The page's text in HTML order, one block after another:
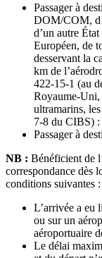
Passager à
DOM/COM,
d’un autre
Européen, de
desservant la
km de
422-15-1 (au
Royaume-Uni,
ultramarins,
7-8 du CIBS) :
Passager à
NB : Bénéficient de
correspondance dès
conditions suivantes :
L’arrivée a eu
ou sur un
aéroportuaire
Le délai